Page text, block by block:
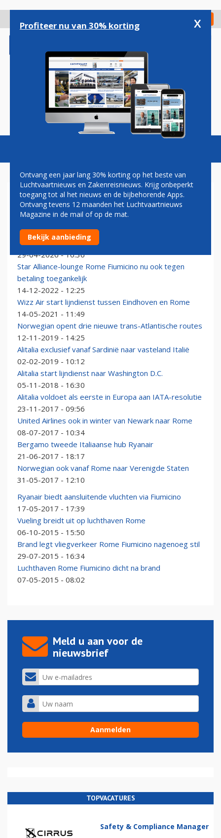
gaan
Check in
Magazine Podcasts Vacatures
ROME FIUMICINO
Alaska Airlines opent met Boeing 787 Dreamliner
eerste Europese verbinding
29-04-2026 - 10:36
Star Alliance-lounge Rome Fiumicino nu ook tegen
betaling toegankelijk
14-12-2022 - 12:25
Wizz Air start lijndienst tussen Eindhoven en Rome
14-05-2021 - 11:49
Norwegian opent drie nieuwe trans-Atlantische routes
12-11-2019 - 14:25
Alitalia exclusief vanaf Sardinië naar vasteland Italië
02-02-2019 - 10:12
Alitalia start lijndienst naar Washington D.C.
05-11-2018 - 16:30
Alitalia voldoet als eerste in Europa aan IATA-resolutie
23-11-2017 - 09:56
United Airlines ook in winter van Newark naar Rome
08-07-2017 - 10:34
Bergamo tweede Italiaanse hub Ryanair
21-06-2017 - 18:17
Norwegian ook vanaf Rome naar Verenigde Staten
31-05-2017 - 12:10
Ryanair biedt aansluitende vluchten via Fiumicino
17-05-2017 - 17:39
Vueling breidt uit op luchthaven Rome
06-10-2015 - 15:50
Brand legt vliegverkeer Rome Fiumicino nagenoeg stil
29-07-2015 - 16:34
Luchthaven Rome Fiumicino dicht na brand
07-05-2015 - 08:02
Meld u aan voor de
nieuwsbrief
TOPVACATURES
Safety & Compliance Manager
Profiteer nu van 30% korting x
Ontvang een jaar lang 30% korting op het beste van
Luchtvaartnieuws en Zakenreisnieuws. Krijg onbeperkt
toegang tot al het nieuws en de bijbehorende Apps.
Ontvang tevens 12 maanden het Luchtvaartnieuws
Magazine in de mail of op de mat.
Bekijk aanbieding